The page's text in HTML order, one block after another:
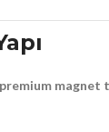
premium magnet